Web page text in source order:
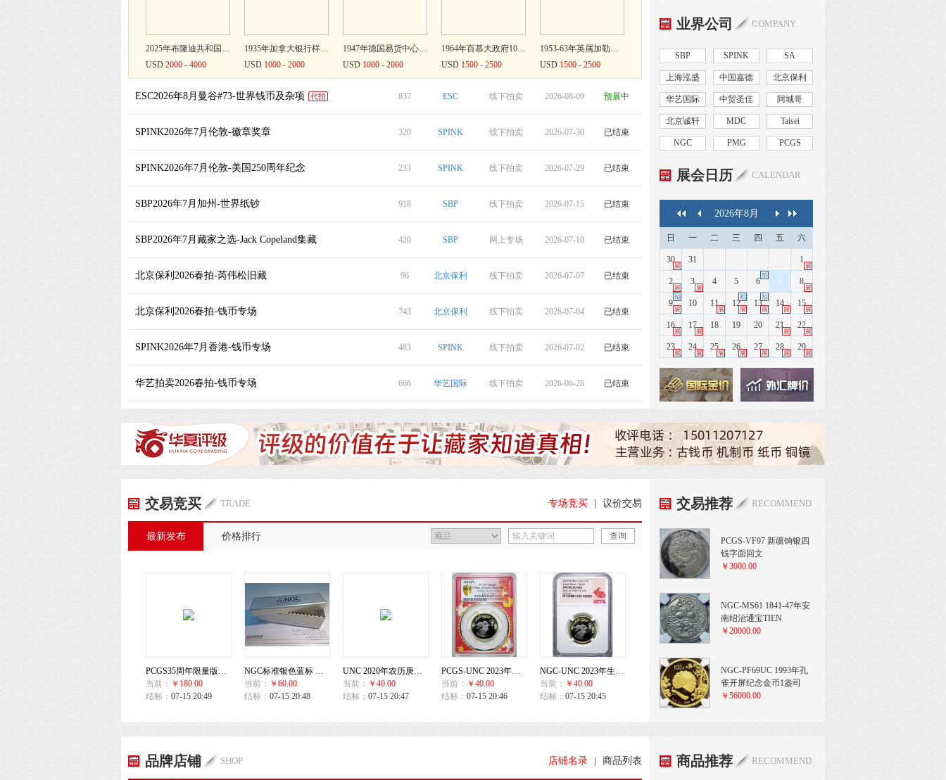
2025年布隆迪共和国银行10000万法郎 PMG 69 EPQ BURUNDI. Banque de la Republique du Burundi. 10,000 Francs, 2025
USD 2000 - 4000
1935年加拿大银行样票一组3张 均PMG评级 CANADA--BANK OF CANADA. Lot of (3). Bank of Canada. 2, 5, & 10 Dollars, 1935
USD 1000 - 2000
1947年德国易货中心1易货币 PCGS 66 PPQ GERMANY. Headquarters Command Barter Center. 1 Barter Unit, 1947. P-Unli
USD 1000 - 2000
1964年百慕大政府10镑 PMG 64 BERMUDA. Bermuda Government. 10 Pounds, ND (1964). P-22cts. Color Trial Specime
USD 1500 - 2500
1953-63年英属加勒比100元 PMG 66 EPQ BRITISH CARIBBEAN TERRITORIES. Currency Board of the British Caribbean
USD 1500 - 2500
ESC2026年8月曼谷#73-世界钱币及杂项 代拍 837 ESC 线下拍卖 2026-08-09 预展中
SPINK2026年7月伦敦-徽章奖章 320 SPINK 线下拍卖 2026-07-30 已结束
SPINK2026年7月伦敦-美国250周年纪念 233 SPINK 线下拍卖 2026-07-29 已结束
SBP2026年7月加州-世界纸钞 918 SBP 线下拍卖 2026-07-15 已结束
SBP2026年7月藏家之选-Jack Copeland集藏 420 SBP 网上专场 2026-07-10 已结束
北京保利2026春拍-芮伟松旧藏 96 北京保利 线下拍卖 2026-07-07 已结束
RMB 115000
RMB 258750
RMB 207000
RMB 80500
未成交
北京保利2026春拍-钱币专场 743 北京保利 线下拍卖 2026-07-04 已结束
RMB 80500
1938年上党银号伍分 PMG 40 EPQ
RMB92000
1987年熊猫纪念金币12盎司 完未流通
RMB471500
袁世凯像共和纪念壹圆签字 PCGS SP 63
未成交
民国二十六年蒋介石像还我河山纪念银章 NGC MS 63
RMB264500
SPINK2026年7月香港-钱币专场 483 SPINK 线下拍卖 2026-07-02 已结束
大明通行宝钞壹贯 PMG AU 53 China, Ming Dynasty, 1 kuan, 1368-99, Da Ming Tong Xing Bao Cao
HKD84000
宣统元年大清银行兑换券伍拾圆样票 PMG 58 EPQ Ta-Ching Government Bank, China, specimen 50 yuan, Xuantong Year 1 (1909
HKD108000
1949年一版币伍拾圆蓝火车乙字版 PMG 55 EPQ Peoples Bank of China, 1st Series Renminbi, 1949, 50 yuan, serial numbe
未成交
河南省造光绪阴太极十文黄铜水龙美国样币 PCGS SP 63
未成交
HKD192000
华艺拍卖2026春拍-钱币专场 666 华艺国际 线下拍卖 2026-06-28 已结束
袁世凯像共和纪念壹圆签字 PCGS SP 61
四川省造马兰回首马二十文背梅花孙中山像 PCGS AU 50
业界公司 COMPANY
SBP SPINK SA
上海泓盛 中国嘉德 北京保利
华艺国际 中贸圣佳 阿城哥
北京诚轩 MDC Taisei
NGC PMG PCGS
展会日历 CALENDAR
2026年8月
日 一 二 三 四 五 六
30
展
31 1
展
2
展
3
展
4 5 6
拍
7 8
展
9
拍
展
10 11
展
12
拍
展
13
拍
展
14
展
15
展
16
展
17
展
18 19 20 21
展
22
展
23
展
24
展
25
展
26
展
27
展
28
展
29
展
交易竞买 TRADE 专场竞买 议价交易
最新发布 价格排行
PCGS35周年限量版井天蓝 评级币收藏盒(20枚装)
当前： ￥180.00
结标： 07-15 20:49
NGC标准银色蓝标 评级币收藏盒(20枚装)
当前： ￥60.00
结标： 07-15 20:48
UNC 2020年农历庚子鼠年生肖贺岁纪念券
当前： ￥40.00
结标： 07-15 20:47
PCGS-UNC 2023年生肖兔年纪念币
当前： ￥40.00
结标： 07-15 20:46
NGC-UNC 2023年生肖兔年纪念币
当前： ￥40.00
结标： 07-15 20:45
交易推荐 RECOMMEND
PCGS-VF97 新疆饷银四
钱字面回文
￥3000.00
NGC-MS61 1841-47年安
南绍治通宝TIEN
￥20000.00
NGC-PF69UC 1993年孔
雀开屏纪念金币1盎司
￥56000.00
品牌店铺 SHOP 店铺名录 商品列表 商品推荐 RECOMMEND